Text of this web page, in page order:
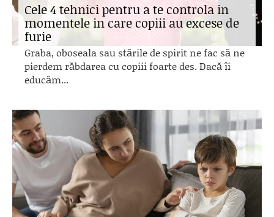
Cele 4 tehnici pentru a te controla in
momentele in care copiii au excese de
furie
Graba, oboseala sau stările de spirit ne fac să ne
pierdem răbdarea cu copiii foarte des. Dacă îi
educăm...